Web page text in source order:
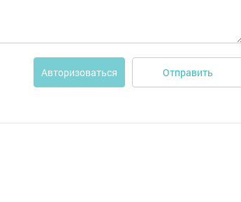
Авторизоваться Отправить